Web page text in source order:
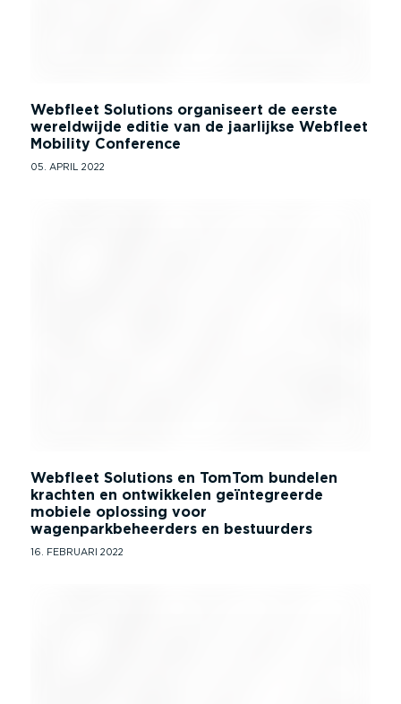
Webfleet Solutions organiseert de eerste
wereldwijde editie van de jaarlijkse Webfleet
Mobility Conference
05. APRIL 2022
Webfleet Solutions en TomTom bundelen
krachten en ontwikkelen geïntegreerde
mobiele oplossing voor
wagenparkbeheerders en bestuurders
16. FEBRUARI 2022